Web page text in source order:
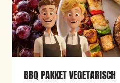
BBQ PAKKET VEGETARISCH